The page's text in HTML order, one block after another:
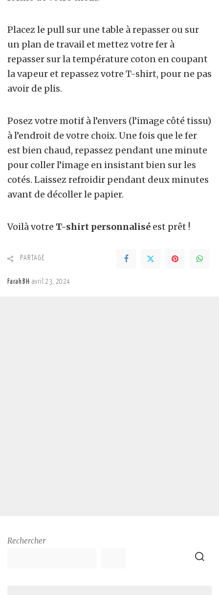
Placez le pull sur une table à repasser ou sur
un plan de travail et mettez votre fer à
repasser sur la température coton en coupant
la vapeur et repassez votre T-shirt, pour ne pas
avoir de plis.
Posez votre motif à l’envers (l’image côté tissu)
à l’endroit de votre choix. Une fois que le fer
est bien chaud, repassez pendant une minute
pour coller l’image en insistant bien sur les
cotés. Laissez refroidir pendant deux minutes
avant de décoller le papier.
Voilà votre T-shirt personnalisé est prêt !
PARTAGE
Farah BH avril 23, 2024
Rechercher